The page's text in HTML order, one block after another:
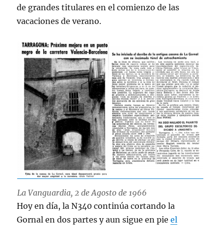
de grandes titulares en el comienzo de las
vacaciones de verano.
La Vanguardia, 2 de Agosto de 1966
Hoy en día, la N340 continúa cortando la
Gornal en dos partes y aun sigue en pieel